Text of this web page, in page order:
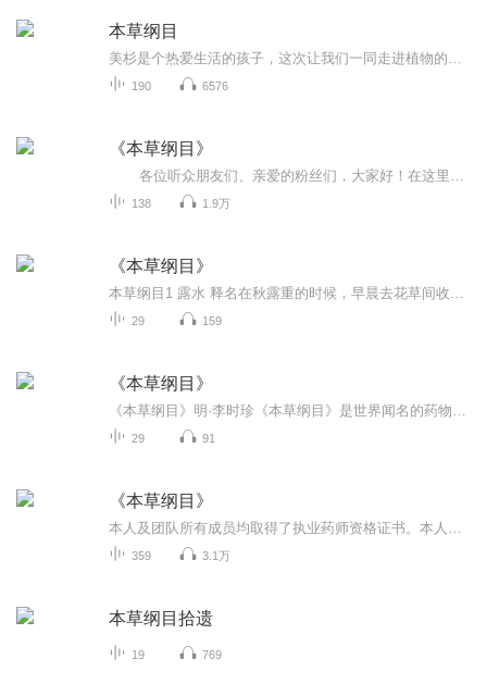
本草纲目
190 6576
《本草纲目》
138 1.9万
《本草纲目》
29 159
《本草纲目》
29 91
《本草纲目》
359 3.1万
本草纲目拾遗
19 769